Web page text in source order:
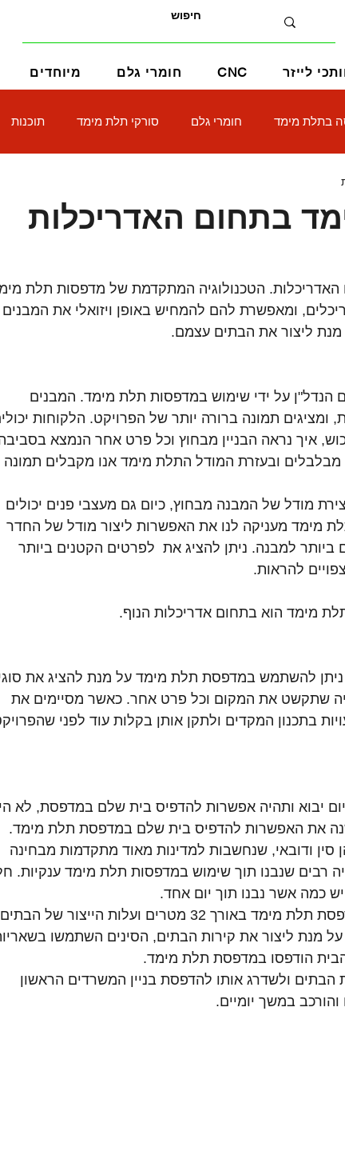
מיוחדים חומרי גלם CNC לייזר
בתלת מימד חומרי גלם סורקי תלת מימד תוכנות
בתחום האדריכלות
הטכנולוגיה המתקדמת של מדפסות תלת
ומאפשרת להם להמחיש באופן ויזואלי את המבנים
ליצור את הבתים עצמם.
הנדל"ן על ידי שימוש במדפסות תלת מימד. המבנים
ומציגים תמונה ברורה יותר של הפרויקט. הלקוחות
איך נראה הבניין מבחוץ וכל פרט אחר הנמצא
ובעזרת המודל התלת מימד אנו מקבלים תמונה
מודל של המבנה מבחוץ, כיום גם מעצבי פנים יכולים
מימד מעניקה לנו את האפשרות ליצור מודל של החדר
ביותר למבנה. ניתן להציג את  לפרטים הקטנים ביותר
להראות.
מימד הוא בתחום אדריכלות הנוף.
ניתן להשתמש במדפסת תלת מימד על מנת להציג את
שתקשט את המקום וכל פרט אחר. כאשר מסיימים את
בתכנון המקדים ולתקן אותן בקלות עוד לפני
יבוא ותהיה אפשרות להדפיס בית שלם במדפסת, לא
את האפשרות להדפיס בית שלם במדפסת תלת מימד.
סין ודובאי, שנחשבות למדינות מאוד מתקדמות מבחינה
רבים שנבנו תוך שימוש במדפסות תלת מימד ענקיות.
כמה אשר נבנו תוך יום אחד.
סין יצרה סדרה של בתים באמצעות מדפסת תלת מימד באורך 32 מטרים ועלות הייצור של הבתים
דולר לכל בית. על מנת ליצור את קירות הבתים, הסינים השתמשו
הבית הודפסו במדפסת תלת מימד.
ולשדרג אותו להדפסת בניין המשרדים הראשון